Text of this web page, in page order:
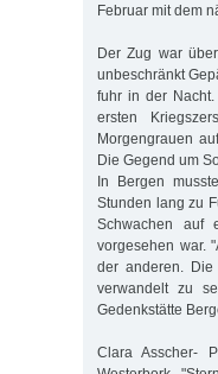
Februar mit dem
Der Zug war
unbeschränkt
fuhr in der
ersten
Morgengrauen
Die Gegend um
In Bergen
Stunden lang zu
Schwachen auf
vorgesehen war.
der anderen.
verwandelt zu
Gedenkstätte
Clara Asscher-